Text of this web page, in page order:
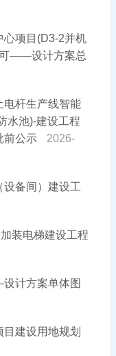
心项目(D3-2并机
可——设计方案总
电杆生产线智能
水池)-建设工程
公示
2026-
备间）建设工
装电梯建设工程
计方案单体图
建设用地规划